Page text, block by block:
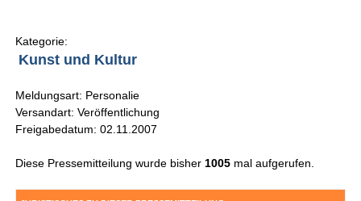
Kategorie:
Kunst und Kultur
Meldungsart: Personalie
Versandart: Veröffentlichung
Freigabedatum: 02.11.2007
Diese Pressemitteilung wurde bisher 1005 mal aufgerufen.